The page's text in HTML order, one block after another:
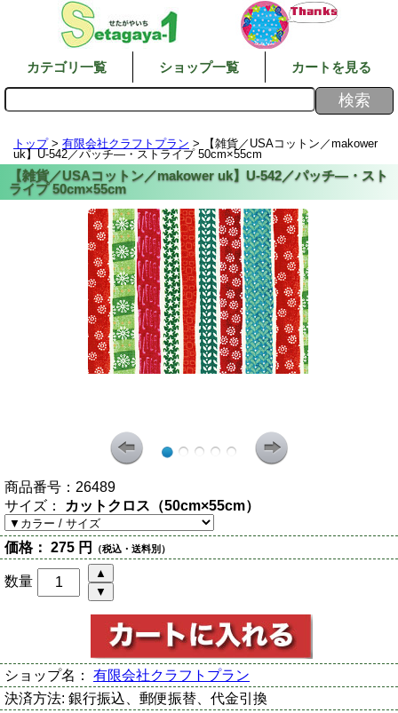
カテゴリ一覧 ショップ一覧 カートを見る
トップ> 有限会社クラフトプラン > 【雑貨／USAコットン／makower
uk】U-542／パッチ―・ストライプ 50cm×55cm
商品番号： 26489
サイズ： カットクロス（50cm×55cm）
価格： 275 円 （税込・送料別）
数量
ショップ名： 有限会社クラフトプラン
決済方法: 銀行振込、郵便振替、代金引換